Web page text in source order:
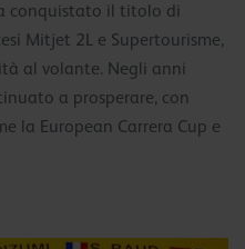
conquistato il titolo di
Mitjet 2L e Supertourisme,
al volante. Negli anni
a prosperare, con
la European Carrera Cup e